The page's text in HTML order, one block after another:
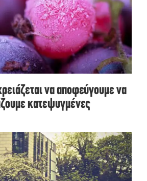
να αποφεύγουμε να
κατεψυγμένες